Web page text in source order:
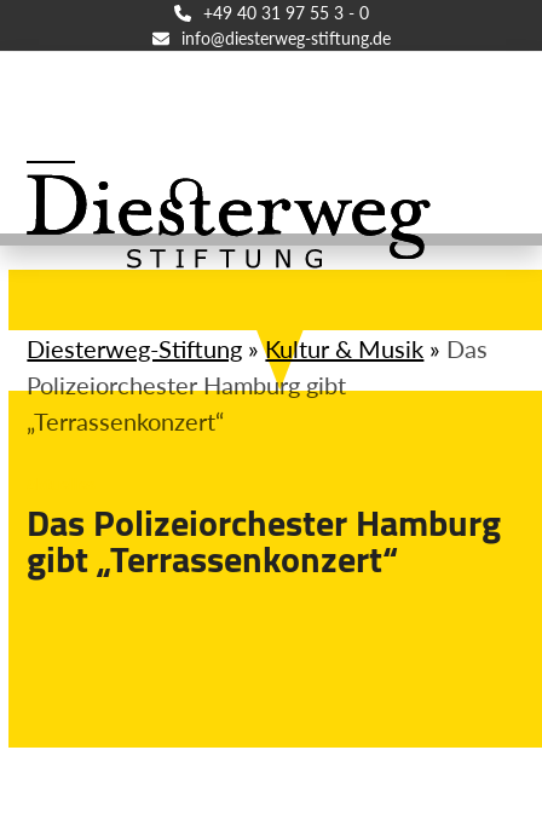
to
+49 40 31 97 55 3 - 0
info@diesterweg-stiftung.de
Open
mobile
menu
Close
mobile
menu
Diesterweg-Stiftung »Kultur & Musik » Das
Polizeiorchester Hamburg gibt
„Terrassenkonzert“
Das Polizeiorchester Hamburg
gibt „Terrassenkonzert“